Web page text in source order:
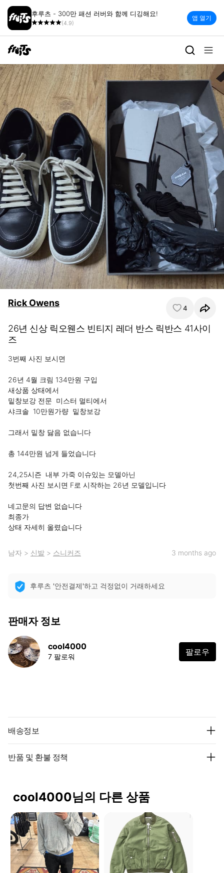
후루츠 - 300만 패션 러버와 함께 디깅해요!
(4.9)
앱 열기
Rick Owens 4
26년 신상 릭오웬스 빈티지 레더 반스 릭반스 41사이
즈
3번째 사진 보시면
26년 4월 크림 134만원 구입
새상품 상태에서
밑창보강 전문  미스터 멀티에서
샤크솔  10만원가량  밑창보강
그래서 밑창 닳음 없습니다
총 144만원 넘게 들었습니다
24,25시즌  내부 가죽 이슈있는 모델아닌
첫번째 사진 보시면 F로 시작하는 26년 모델입니다
네고문의 답변 없습니다
최종가
상태 자세히 올렸습니다
남자 > 신발 > 스니커즈 3 months ago
후루츠 '안전결제'하고 걱정없이 거래하세요
판매자 정보
cool4000
7 팔로워 팔로우
배송정보
반품 및 환불 정책
cool4000님의 다른 상품